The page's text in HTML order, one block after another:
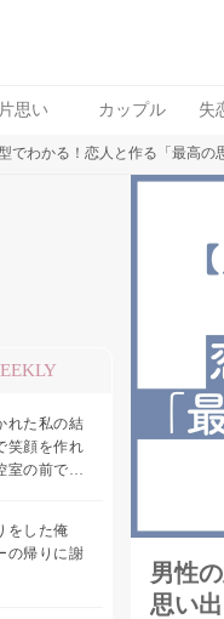
片思い カップル 失
でわかる！恋人と作る「最高の
れた私の結
笑顔を作れ
の前で彼
をした俺
の帰りに謝
男性
思い